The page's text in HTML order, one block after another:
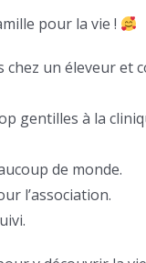
pour la vie !
chez un éleveur
gentilles à la
de monde.
l’association.